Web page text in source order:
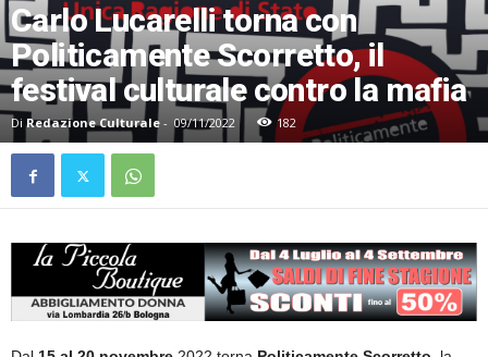
Carlo Lucarelli torna con
Politicamente Scorretto, il
festival culturale contro la mafia
Di Redazione Culturale - 09/11/2022 182